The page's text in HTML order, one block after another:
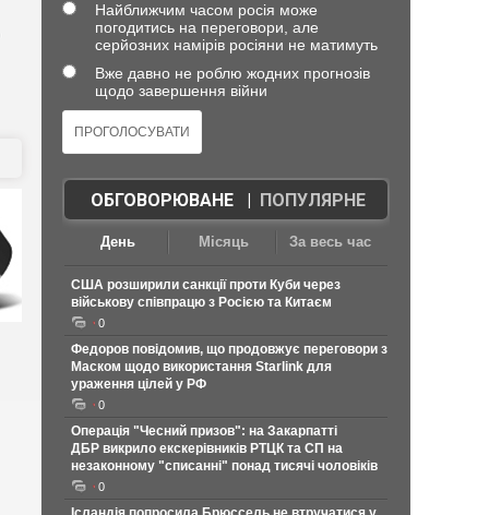
Найближчим часом росія може
погодитись на переговори, але
серйозних намірів росіяни не матимуть
Вже давно не роблю жодних прогнозів
щодо завершення війни
ОБГОВОРЮВАНЕ| ПОПУЛЯРНЕ
День Місяць За весь час
США розширили санкції проти Куби через
військову співпрацю з Росією та Китаєм
0
Федоров повідомив, що продовжує переговори з
Маском щодо використання Starlink для
ураження цілей у РФ
0
Операція "Чесний призов": на Закарпатті
ДБР викрило екскерівників РТЦК та СП на
незаконному "списанні" понад тисячі чоловіків
0